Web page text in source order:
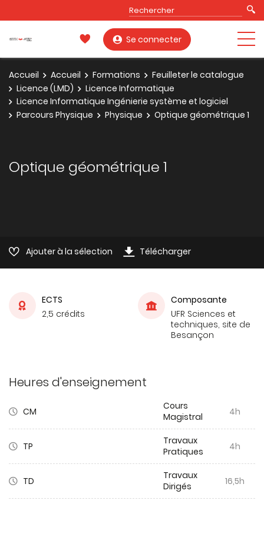
Se connecter
Accueil Accueil Formations
Feuilleter le catalogue
Licence (LMD)
Licence Informatique
Licence Informatique Ingénierie système et logiciel
Parcours Physique
Physique Optique géométrique 1
Optique géométrique 1
Ajouter à la sélection Télécharger
ECTS
2,5 crédits
Composante
UFR Sciences et
techniques, site de
Besançon
Heures d'enseignement
CM
Cours
Magistral
4h
TP
Travaux
Pratiques
4h
TD
Travaux
Dirigés
16,5h